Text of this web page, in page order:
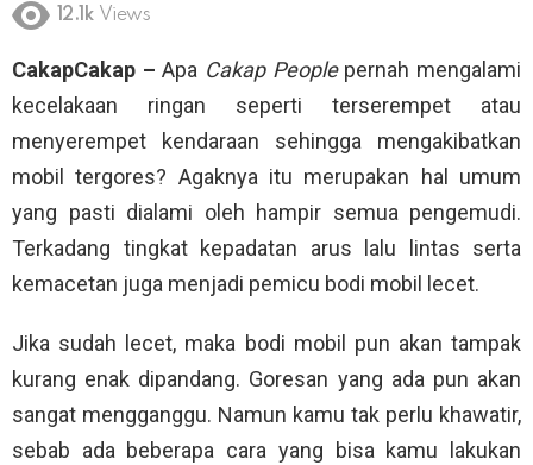
12.1k Views
CakapCakap –Apa Cakap People pernah mengalami
kecelakaan ringan seperti terserempet atau
menyerempet kendaraan sehingga mengakibatkan
mobil tergores? Agaknya itu merupakan hal umum
yang pasti dialami oleh hampir semua pengemudi.
Terkadang tingkat kepadatan arus lalu lintas serta
kemacetan juga menjadi pemicu bodi mobil lecet.
Jika sudah lecet, maka bodi mobil pun akan tampak
kurang enak dipandang. Goresan yang ada pun akan
sangat mengganggu. Namun kamu tak perlu khawatir,
sebab ada beberapa cara yang bisa kamu lakukan